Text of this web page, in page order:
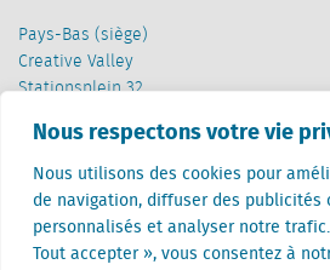
Nous respectons votre vie
Nous utilisons des cookies pour
de navigation, diffuser des publicités
personnalisés et analyser notre
Tout accepter », vous consentez à
Pays-Bas (siège)
Creative Valley
Stationsplein 32
Belgique
Rue Cantersteen 47
1000 Bruxelles